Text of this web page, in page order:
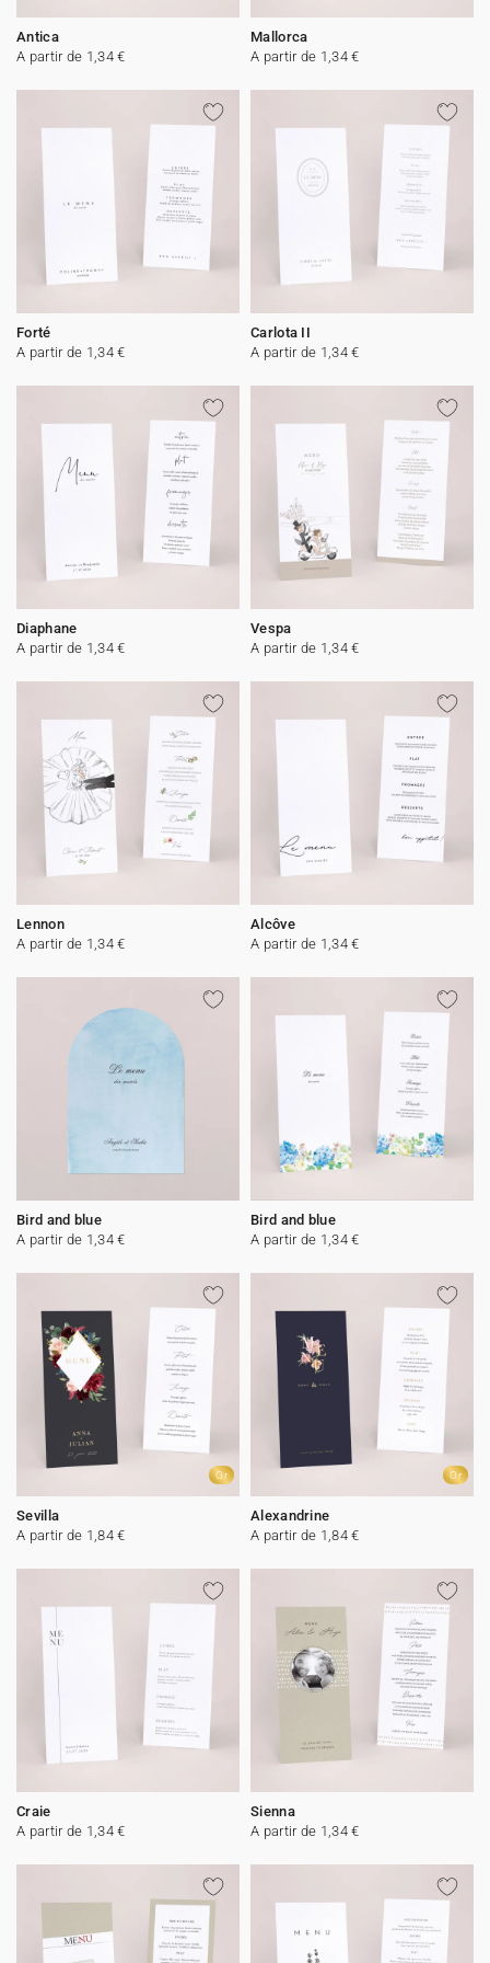
Antica
A partir de 1,34 €
Mallorca
A partir de 1,34 €
Forté
A partir de 1,34 €
Carlota II
A partir de 1,34 €
Diaphane
A partir de 1,34 €
Vespa
A partir de 1,34 €
Lennon
A partir de 1,34 €
Alcôve
A partir de 1,34 €
Bird and blue
A partir de 1,34 €
Bird and blue
A partir de 1,34 €
Or
Sevilla
A partir de 1,84 €
Or
Alexandrine
A partir de 1,84 €
Craie
A partir de 1,34 €
Sienna
A partir de 1,34 €